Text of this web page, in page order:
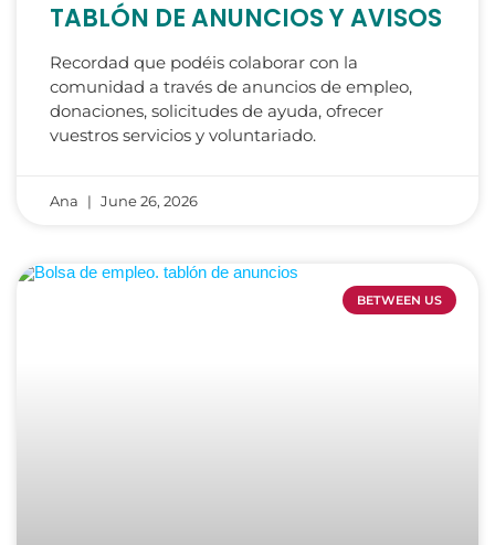
TABLÓN DE ANUNCIOS Y AVISOS
Recordad que podéis colaborar con la
comunidad a través de anuncios de empleo,
donaciones, solicitudes de ayuda, ofrecer
vuestros servicios y voluntariado.
Ana June 26, 2026
BETWEEN US